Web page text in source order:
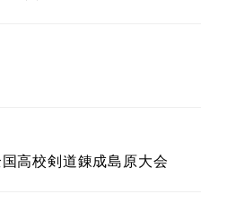
国高校剣道錬成島原大会